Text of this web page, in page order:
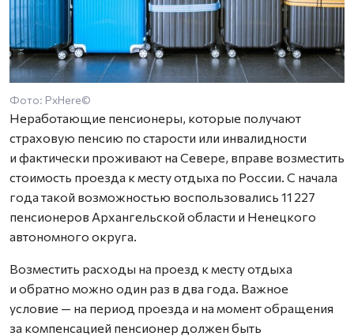
Фото: PxHere©
Неработающие пенсионеры, которые получают
страховую пенсию по старости или инвалидности
и фактически проживают на Севере, вправе возместить
стоимость проезда к месту отдыха по России. С начала
года такой возможностью воспользовались 11 227
пенсионеров Архангельской области и Ненецкого
автономного округа.
Возместить расходы на проезд к месту отдыха
и обратно можно один раз в два года. Важное
условие — на период проезда и на момент обращения
за компенсацией пенсионер должен быть